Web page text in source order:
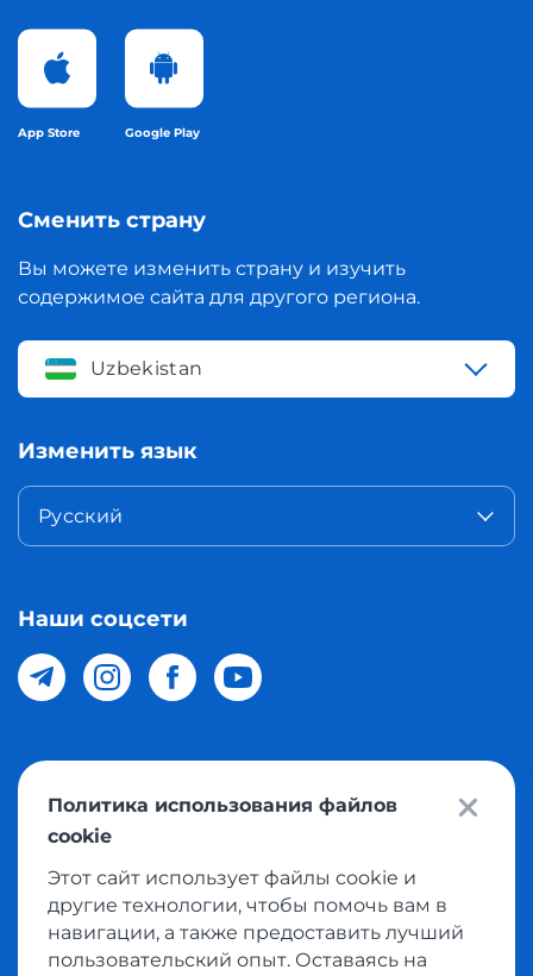
App Store Google Play
Сменить страну
Вы можете изменить страну и изучить
содержимое сайта для другого региона.
Uzbekistan
Изменить язык
Русский
Наши соцсети
© 2026 Meest Shopping доставка покупок с интернет
магазинов мира в Узбекистан. Все права защищены
Политика конфиденциальности
Публичная оферта
Условия использования сервисом выкупа товаров
Политика использования файлов
cookie
Этот сайт использует файлы cookie и
другие технологии, чтобы помочь вам в
навигации, а также предоставить лучший
пользовательский опыт. Оставаясь на